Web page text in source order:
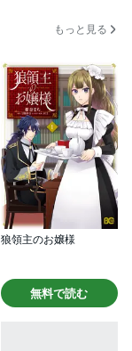
もっと見る
狼領主のお嬢様
無料で読む